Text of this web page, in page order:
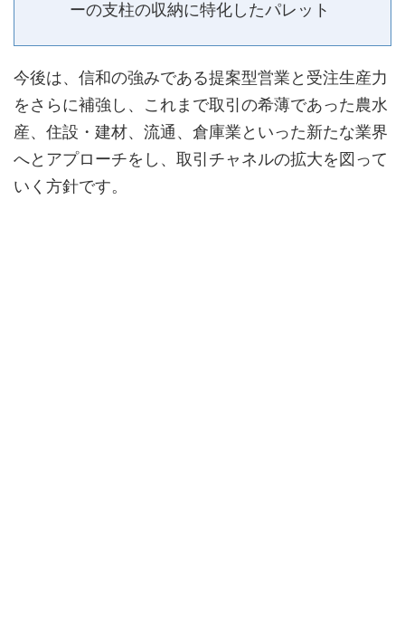
ーの支柱の収納に特化したパレット
今後は、信和の強みである提案型営業と受注生産力
をさらに補強し、これまで取引の希薄であった農水
産、住設・建材、流通、倉庫業といった新たな業界
へとアプローチをし、取引チャネルの拡大を図って
いく方針です。